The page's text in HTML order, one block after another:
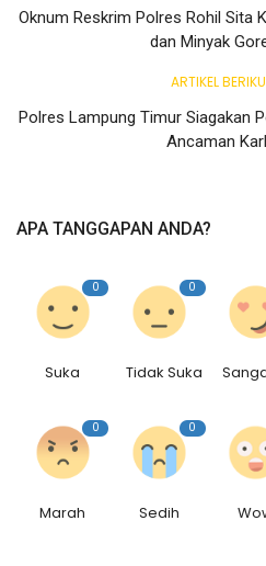
Oknum Reskrim Polres Rohil Sita
dan Minyak
ARTIKEL
Polres Lampung Timur Siagakan
Ancaman
APA TANGGAPAN ANDA?
0
Suka
0
Tidak Suka
0
Marah
0
Sedih